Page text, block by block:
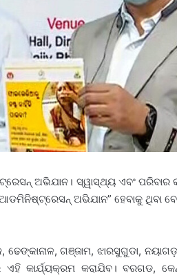
ଅଭିଯାନ। ସ୍ୱାସ୍ଥ୍ୟ ଏବଂ
ଅଭିଯାନ” ହେବାକୁ ଥିବା
ଗଞ୍ଜାମ, ଝାରସୁଗୁଡା,
ଏହି କାର୍ଯ୍ୟକ୍ରମ କରାଯିବ। ବରଗଡ,